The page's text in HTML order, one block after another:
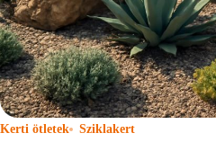
Kerti ötletek Sziklakert